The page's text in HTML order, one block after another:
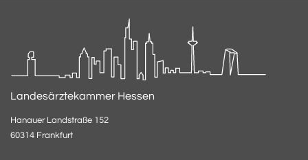
Landesärztekammer Hessen
Hanauer Landstraße 152
60314 Frankfurt